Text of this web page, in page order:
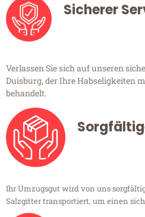
Sicherer
Verlassen Sie sich auf unseren
Duisburg, der Ihre Habseligkeiten
behandelt.
Ihr Umzugsgut wird von uns
Salzgitter transportiert, um einen